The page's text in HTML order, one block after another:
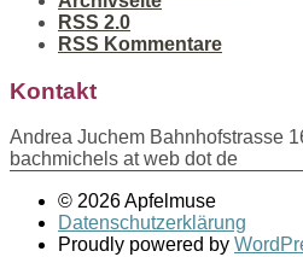
RSS 2.0
RSS Kommentare
Kontakt
Andrea Juchem Bahnhofstrasse
bachmichels at web dot de
© 2026 Apfelmuse
Datenschutzerklärung
Proudly powered by